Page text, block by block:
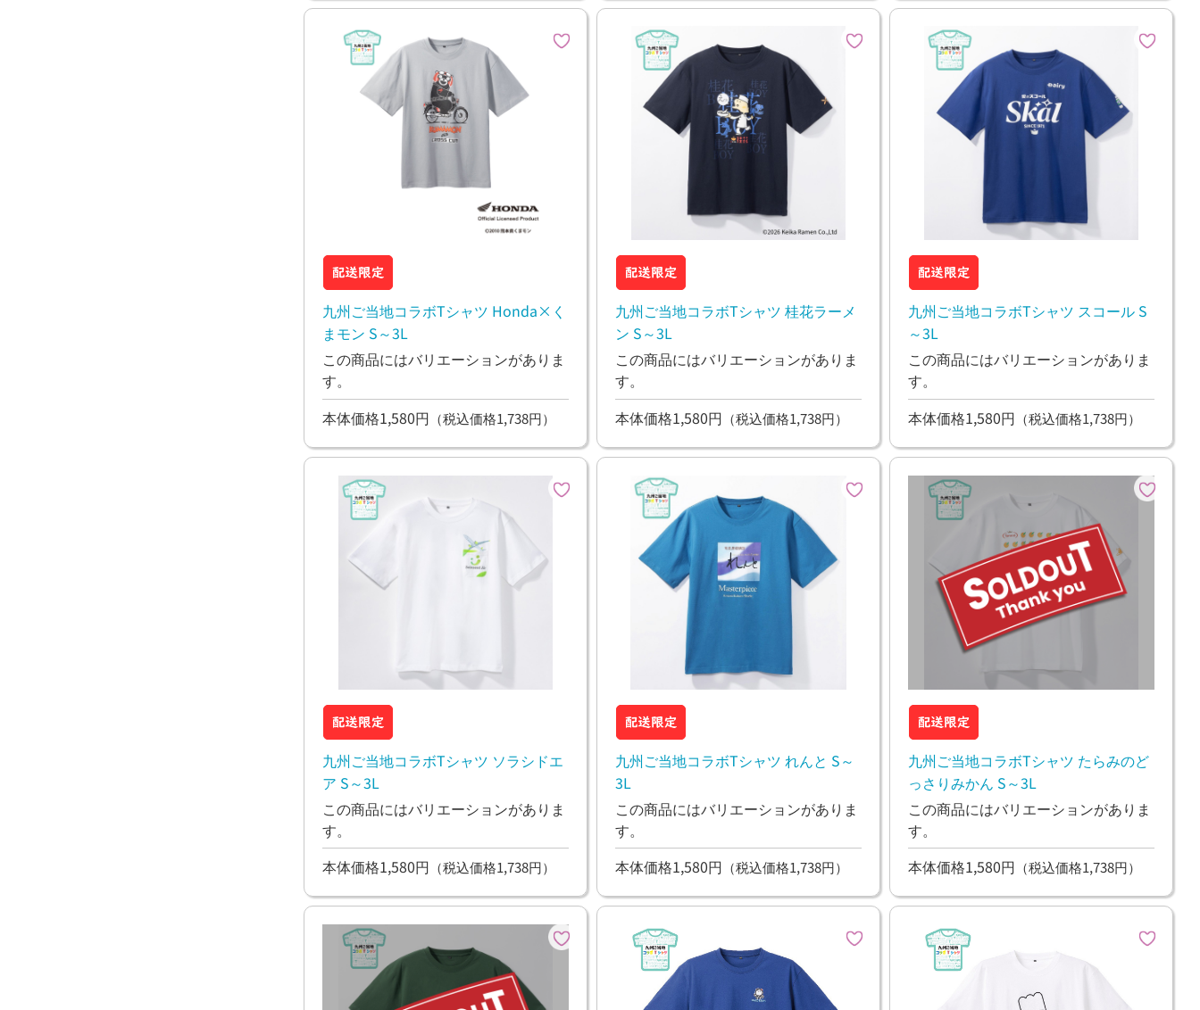
九州ご当地コラボTシャツ Honda×く
まモン S～3L
この商品にはバリエーションがありま
す。
本体価格1,580円 （税込価格1,738円）
九州ご当地コラボTシャツ 桂花ラーメ
ン S～3L
この商品にはバリエーションがありま
す。
本体価格1,580円 （税込価格1,738円）
九州ご当地コラボTシャツ スコール S
～3L
この商品にはバリエーションがありま
す。
本体価格1,580円 （税込価格1,738円）
九州ご当地コラボTシャツ ソラシドエ
ア S～3L
この商品にはバリエーションがありま
す。
本体価格1,580円 （税込価格1,738円）
九州ご当地コラボTシャツ れんと S～
3L
この商品にはバリエーションがありま
す。
本体価格1,580円 （税込価格1,738円）
九州ご当地コラボTシャツ たらみのど
っさりみかん S～3L
この商品にはバリエーションがありま
す。
本体価格1,580円 （税込価格1,738円）